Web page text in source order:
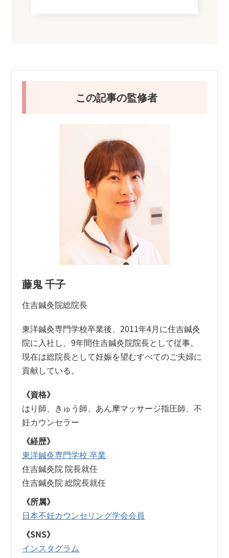
この記事の監修者
藤鬼 千子
住吉鍼灸院総院長
東洋鍼灸専門学校卒業後、2011年4月に住吉鍼灸
院に入社し、9年間住吉鍼灸院院長として従事。
現在は総院長として妊娠を望むすべてのご夫婦に
貢献している。
《資格》
はり師、きゅう師、あん摩マッサージ指圧師、不
妊カウンセラー
《経歴》
東洋鍼灸専門学校 卒業
住吉鍼灸院 院長就任
住吉鍼灸院 総院長就任
《所属》
日本不妊カウンセリング学会会員
《SNS》
インスタグラム